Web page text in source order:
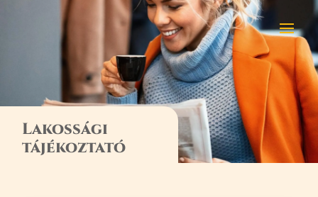
Lakossági
tájékoztató